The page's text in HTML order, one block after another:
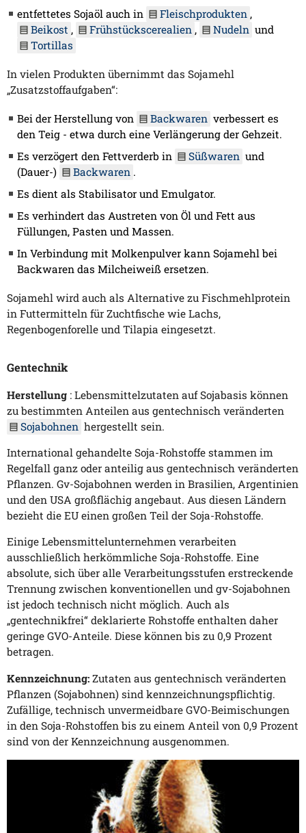
entfettetes Sojaöl auch in
Fleischprodukten ,
Beikost , Frühstückscerealien , Nudeln und
Tortillas
In vielen Produkten übernimmt das Sojamehl
„Zusatzstoffaufgaben“:
Bei der Herstellung von Backwaren verbessert es
den Teig - etwa durch eine Verlängerung der Gehzeit.
Es verzögert den Fettverderb in
Süßwaren und
(Dauer-)
Backwaren .
Es dient als Stabilisator und Emulgator.
Es verhindert das Austreten von Öl und Fett aus
Füllungen, Pasten und Massen.
In Verbindung mit Molkenpulver kann Sojamehl bei
Backwaren das Milcheiweiß ersetzen.
Sojamehl wird auch als Alternative zu Fischmehlprotein
in Futtermitteln für Zuchtfische wie Lachs,
Regenbogenforelle und Tilapia eingesetzt.
Gentechnik
Herstellung : Lebensmittelzutaten auf Sojabasis können
zu bestimmten Anteilen aus gentechnisch veränderten
Sojabohnen hergestellt sein.
International gehandelte Soja-Rohstoffe stammen im
Regelfall ganz oder anteilig aus gentechnisch veränderten
Pflanzen. Gv-Sojabohnen werden in Brasilien, Argentinien
und den USA großflächig angebaut. Aus diesen Ländern
bezieht die EU einen großen Teil der Soja-Rohstoffe.
Einige Lebensmittelunternehmen verarbeiten
ausschließlich herkömmliche Soja-Rohstoffe. Eine
absolute, sich über alle Verarbeitungsstufen erstreckende
Trennung zwischen konventionellen und gv-Sojabohnen
ist jedoch technisch nicht möglich. Auch als
„gentechnikfrei“ deklarierte Rohstoffe enthalten daher
geringe GVO-Anteile. Diese können bis zu 0,9 Prozent
betragen.
Kennzeichnung: Zutaten aus gentechnisch veränderten
Pflanzen (Sojabohnen) sind kennzeichnungspflichtig.
Zufällige, technisch unvermeidbare GVO-Beimischungen
in den Soja-Rohstoffen bis zu einem Anteil von 0,9 Prozent
sind von der Kennzeichnung ausgenommen.